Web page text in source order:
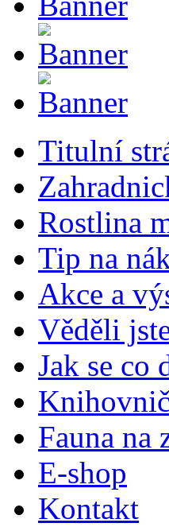
Titulní
Rostlina
Tip na
Akce a
Věděli
Jak se co
Fauna na
E-shop
Kontakt